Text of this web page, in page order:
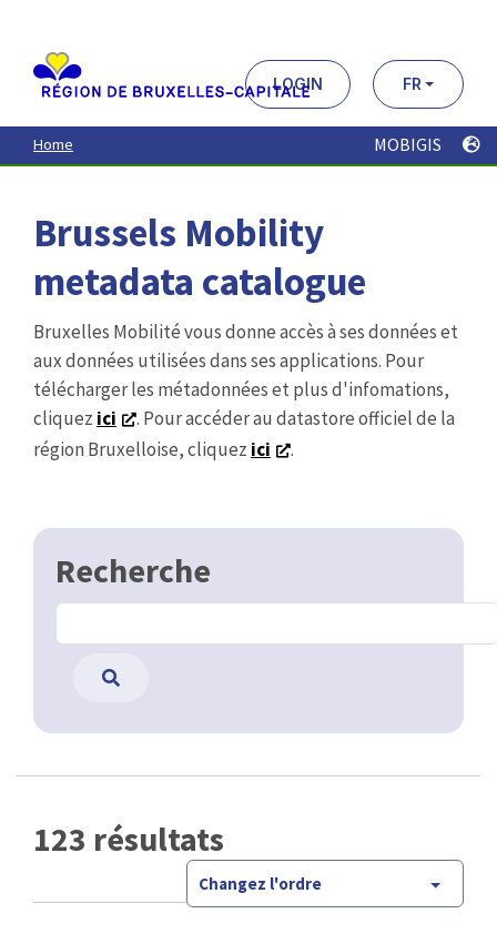
contenu
principal
LOGIN FR
Home MOBIGIS
Brussels Mobility
metadata catalogue
Bruxelles Mobilité vous donne accès à ses données et
aux données utilisées dans ses applications. Pour
télécharger les métadonnées et plus d'infomations,
cliquez ici
. Pour accéder au datastore officiel de la
région Bruxelloise, cliquez ici .
Recherche
123 résultats
Changez l'ordre